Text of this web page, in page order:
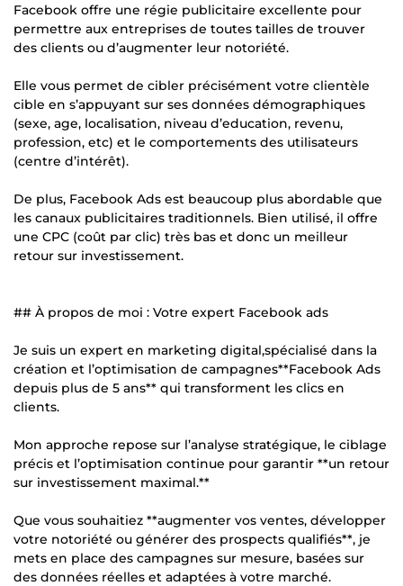
Facebook offre une régie publicitaire excellente pour
permettre aux entreprises de toutes tailles de trouver
des clients ou d’augmenter leur notoriété.
Elle vous permet de cibler précisément votre clientèle
cible en s’appuyant sur ses données démographiques
(sexe, age, localisation, niveau d’education, revenu,
profession, etc) et le comportements des utilisateurs
(centre d’intérêt).
De plus, Facebook Ads est beaucoup plus abordable que
les canaux publicitaires traditionnels. Bien utilisé, il offre
une CPC (coût par clic) très bas et donc un meilleur
retour sur investissement.
## À propos de moi : Votre expert Facebook ads
Je suis un expert en marketing digital,spécialisé dans la
création et l’optimisation de campagnes**Facebook Ads
depuis plus de 5 ans** qui transforment les clics en
clients.
Mon approche repose sur l’analyse stratégique, le ciblage
précis et l’optimisation continue pour garantir **un retour
sur investissement maximal.**
Que vous souhaitiez **augmenter vos ventes, développer
votre notoriété ou générer des prospects qualifiés**, je
mets en place des campagnes sur mesure, basées sur
des données réelles et adaptées à votre marché.